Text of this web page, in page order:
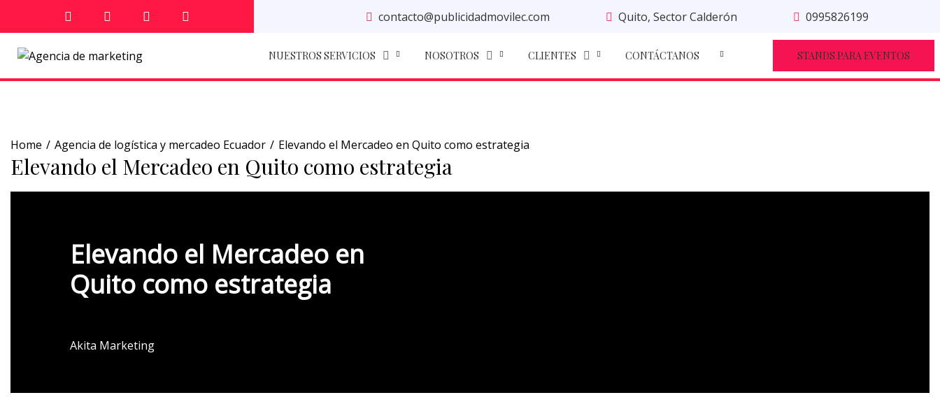
contacto@publicidadmovilec.com Quito, Sector Calderón 0995826199
NUESTROS SERVICIOS NOSOTROS CLIENTES CONTÁCTANOS STANDS PARA EVENTOS
Home Agencia de logística y mercadeo Ecuador Elevando el Mercadeo en Quito como estrategia
Elevando el Mercadeo en Quito como estrategia
Elevando el Mercadeo en
Quito como estrategia
Akita Marketing